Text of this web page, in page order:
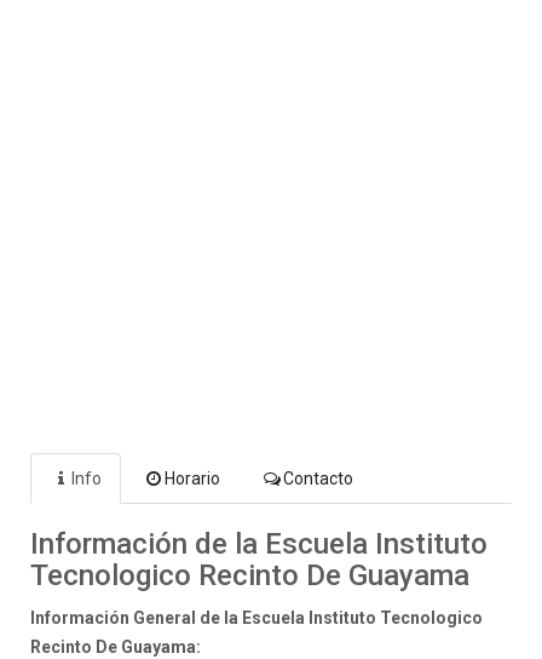
Info Horario Contacto
Información de la Escuela Instituto
Tecnologico Recinto De Guayama
Información General de la Escuela Instituto Tecnologico
Recinto De Guayama: